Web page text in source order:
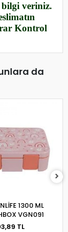
veriniz.
Kontrol
da
1300 ML
VGN091
TL